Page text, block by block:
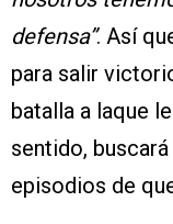
defensa”. Así
para salir
batalla a laque
sentido,
episodios de